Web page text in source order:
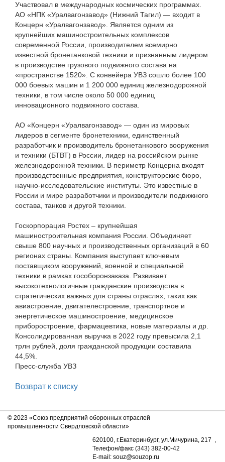
Участвовал в международных космических программах.
АО «НПК «Уралвагонзавод» (Нижний Тагил) — входит в
Концерн «Уралвагонзавод». Является одним из
крупнейших машиностроительных комплексов
современной России, производителем всемирно
известной бронетанковой техники и признанным лидером
в производстве грузового подвижного состава на
«пространстве 1520». С конвейера УВЗ сошло более 100
000 боевых машин и 1 200 000 единиц железнодорожной
техники, в том числе около 50 000 единиц
инновационного подвижного состава.
АО «Концерн «Уралвагонзавод» — один из мировых
лидеров в сегменте бронетехники, единственный
разработчик и производитель бронетанкового вооружения
и техники (БТВТ) в России, лидер на российском рынке
железнодорожной техники. В периметр Концерна входят
производственные предприятия, конструкторские бюро,
научно-исследовательские институты. Это известные в
России и мире разработчики и производители подвижного
состава, танков и другой техники.
Госкорпорация Ростех – крупнейшая
машиностроительная компания России. Объединяет
свыше 800 научных и производственных организаций в 60
регионах страны. Компания выступает ключевым
поставщиком вооружений, военной и специальной
техники в рамках гособоронзаказа. Развивает
высокотехнологичные гражданские производства в
стратегических важных для страны отраслях, таких как
авиастроение, двигателестроение, транспортное и
энергетическое машиностроение, медицинское
приборостроение, фармацевтика, новые материалы и др.
Консолидированная выручка в 2022 году превысила 2,1
трлн рублей, доля гражданской продукции составила
44,5%.
Пресс-служба УВЗ
Возврат к списку
© 2023 «Союз предприятий оборонных отраслей
промышленности Свердловской области»
620100, г.Екатеринбург, ул.Мичурина, 217 ,
Телефон/факс (343) 382-00-42
E-mail: souz@souzop.ru